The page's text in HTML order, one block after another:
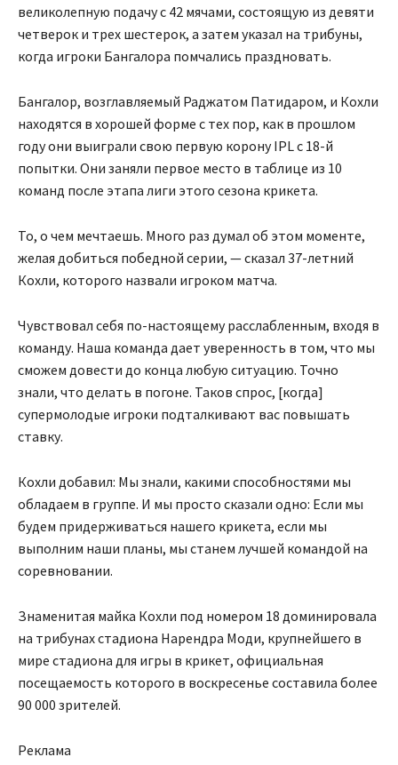
великолепную подачу с 42 мячами, состоящую из девяти
четверок и трех шестерок, а затем указал на трибуны,
когда игроки Бангалора помчались праздновать.
Бангалор, возглавляемый Раджатом Патидаром, и Кохли
находятся в хорошей форме с тех пор, как в прошлом
году они выиграли свою первую корону IPL с 18-й
попытки. Они заняли первое место в таблице из 10
команд после этапа лиги этого сезона крикета.
То, о чем мечтаешь. Много раз думал об этом моменте,
желая добиться победной серии, — сказал 37-летний
Кохли, которого назвали игроком матча.
Чувствовал себя по-настоящему расслабленным, входя в
команду. Наша команда дает уверенность в том, что мы
сможем довести до конца любую ситуацию. Точно
знали, что делать в погоне. Таков спрос, [когда]
супермолодые игроки подталкивают вас повышать
ставку.
Кохли добавил: Мы знали, какими способностями мы
обладаем в группе. И мы просто сказали одно: Если мы
будем придерживаться нашего крикета, если мы
выполним наши планы, мы станем лучшей командой на
соревновании.
Знаменитая майка Кохли под номером 18 доминировала
на трибунах стадиона Нарендра Моди, крупнейшего в
мире стадиона для игры в крикет, официальная
посещаемость которого в воскресенье составила более
90 000 зрителей.
Реклама